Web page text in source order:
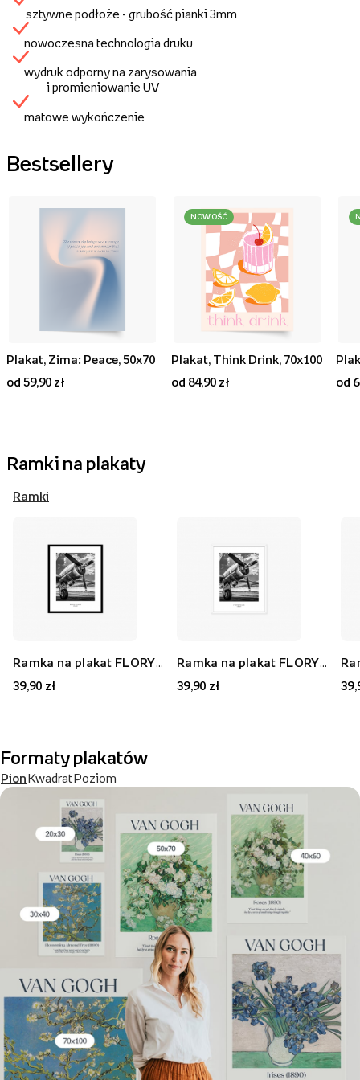
sztywne podłoże - grubość pianki 3mm
nowoczesna technologia druku
wydruk odporny na zarysowania
i promieniowanie UV
matowe wykończenie
Bestsellery
Plakat, Zima: Peace, 50x70
od 59,90 zł
NOWOŚĆ
Plakat, Think Drink, 70x100
od 84,90 zł
od
Ramki na plakaty
Ramki
39,90 zł
39,90 zł
Formaty plakatów
PionKwadratPoziom